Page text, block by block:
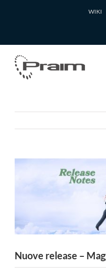
WIKI
Ingrandisci
Nuove release –